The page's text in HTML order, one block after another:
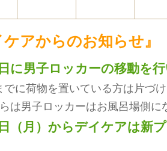
ケアからのお知らせ』
に男子ロッカーの移動を
に荷物を置いている方は片づ
は男子ロッカーはお風呂場側に
日（月）からデイケアは新